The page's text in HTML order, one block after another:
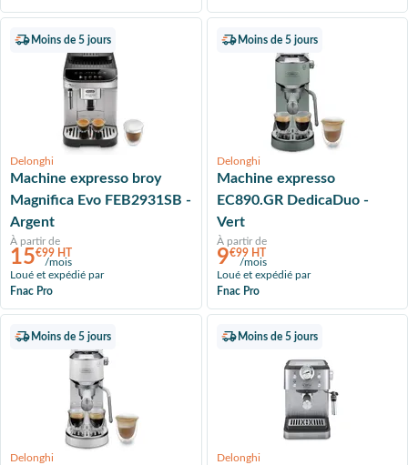
Moins de 5 jours
Delonghi
Machine expresso broy
Magnifica Evo FEB2931SB -
Argent
À partir de
15€99 HT
/mois
Loué et expédié par
Fnac Pro
Moins de 5 jours
Delonghi
Machine expresso
EC890.GR DedicaDuo -
Vert
À partir de
9€99 HT
/mois
Loué et expédié par
Fnac Pro
Moins de 5 jours
Delonghi
Moins de 5 jours
Delonghi